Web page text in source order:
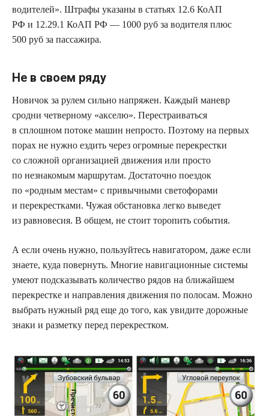
водителей». Штрафы указаны в статьях 12.6 КоАП
РФ и 12.29.1 КоАП РФ — 1000 руб за водителя плюс
500 руб за пассажира.
Не в своем ряду
Новичок за рулем сильно напряжен. Каждый маневр
сродни четверному «акселю». Перестраиваться
в сплошном потоке машин непросто. Поэтому на первых
порах не нужно ездить через огромные перекрестки
со сложной организацией движения или просто
по незнакомым маршрутам. Достаточно поездок
по «родным местам» с привычными светофорами
и перекрестками. Чужая обстановка легко выведет
из равновесия. В общем, не стоит торопить события.
А если очень нужно, пользуйтесь навигатором, даже если
знаете, куда повернуть. Многие навигационные системы
умеют подсказывать количество рядов на ближайшем
перекрестке и направления движения по полосам. Можно
выбрать нужный ряд еще до того, как увидите дорожные
знаки и разметку перед перекрестком.